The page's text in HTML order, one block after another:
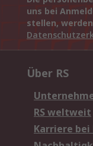
uns bei
stellen,
Über RS
RS weltweit
Karriere bei